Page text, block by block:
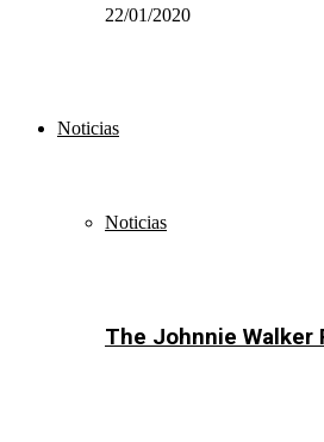
22/01/2020
Noticias
Noticias
The Johnnie Walker